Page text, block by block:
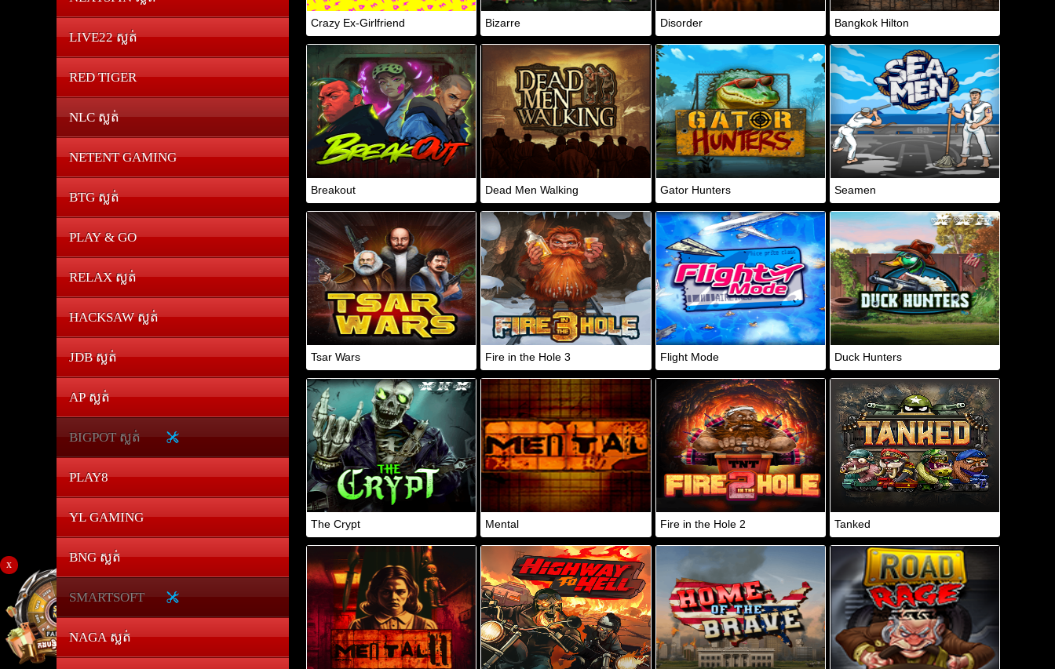
LIVE22 ស្លត់
RED TIGER
NLC ស្លត់
NETENT GAMING
BTG ស្លត់
PLAY & GO
RELAX ស្លត់
HACKSAW ស្លត់
JDB ស្លត់
AP ស្លត់
BIGPOT ស្លត់
PLAY8
YL GAMING
BNG ស្លត់
SMARTSOFT
NAGA ស្លត់
Crazy Ex-Girlfriend Bizarre Disorder Bangkok Hilton
Breakout Dead Men Walking Gator Hunters Seamen
Tsar Wars Fire in the Hole 3 Flight Mode Duck Hunters
The Crypt Mental Fire in the Hole 2 Tanked
x